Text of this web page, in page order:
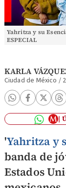
Yahritza y su
ESPECIAL
KARLA
Ciudad de México /
'Yahritza y
banda de
Estados